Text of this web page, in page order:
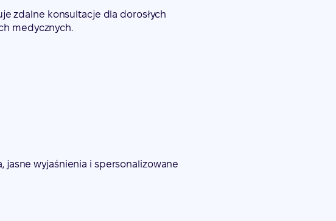
zdalne konsultacje dla dorosłych
medycznych.
jasne wyjaśnienia i spersonalizowane